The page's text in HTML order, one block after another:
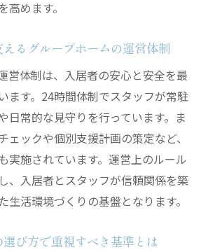
ームの口コミや見学時のチェッ
ーム選びで押さえたい安心の基
知症に強いグループホームの特
ープホーム選びの行動ポイント
めます。
るグループホームの運営体制
営体制は、入居者の安心と安全を最
ます。24時間体制でスタッフが常駐
日常的な見守りを行っています。ま
ェックや個別支援計画の策定など、
実施されています。運営上のルール
、入居者とスタッフが信頼関係を築
生活環境づくりの基盤となります。
び方で重視すべき基準とは